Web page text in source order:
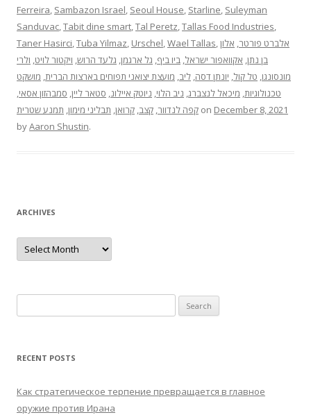
Ferreira, Sambazon Israel, Seoul House, Starline, Suleyman
Sanduvac,Tabit dine smart,Tal Peretz,Tallas Food Industries,
Taner Hasirci,Tuba Yilmaz, Urschel,Wael Tallas, אלברט פורטר, אלון
בן נתן, אקוואפור ישראל, ביו ביף, גל ארגמן, גלעד הרוש, ויקטור לויט, ולרי
מונסונגו, טל קול, יונתן דסה, ליב, מועצת יצואני תפוחים בארצות הברית, מושקט
טכנולוגיות, מיכאל לנצברג, ניב הלוי, ניוטק איילונ, סטאר ליין, סמבהזון אסאי,
קפה לנדוור, קצב, קרואן, תבליני מימון, תמנע שטרית on December 8, 2021
byAaron Shustin.
ARCHIVES
Archives
for:
RECENT POSTS
Как стратегическое терпение превращается в главное
оружие против Ирана